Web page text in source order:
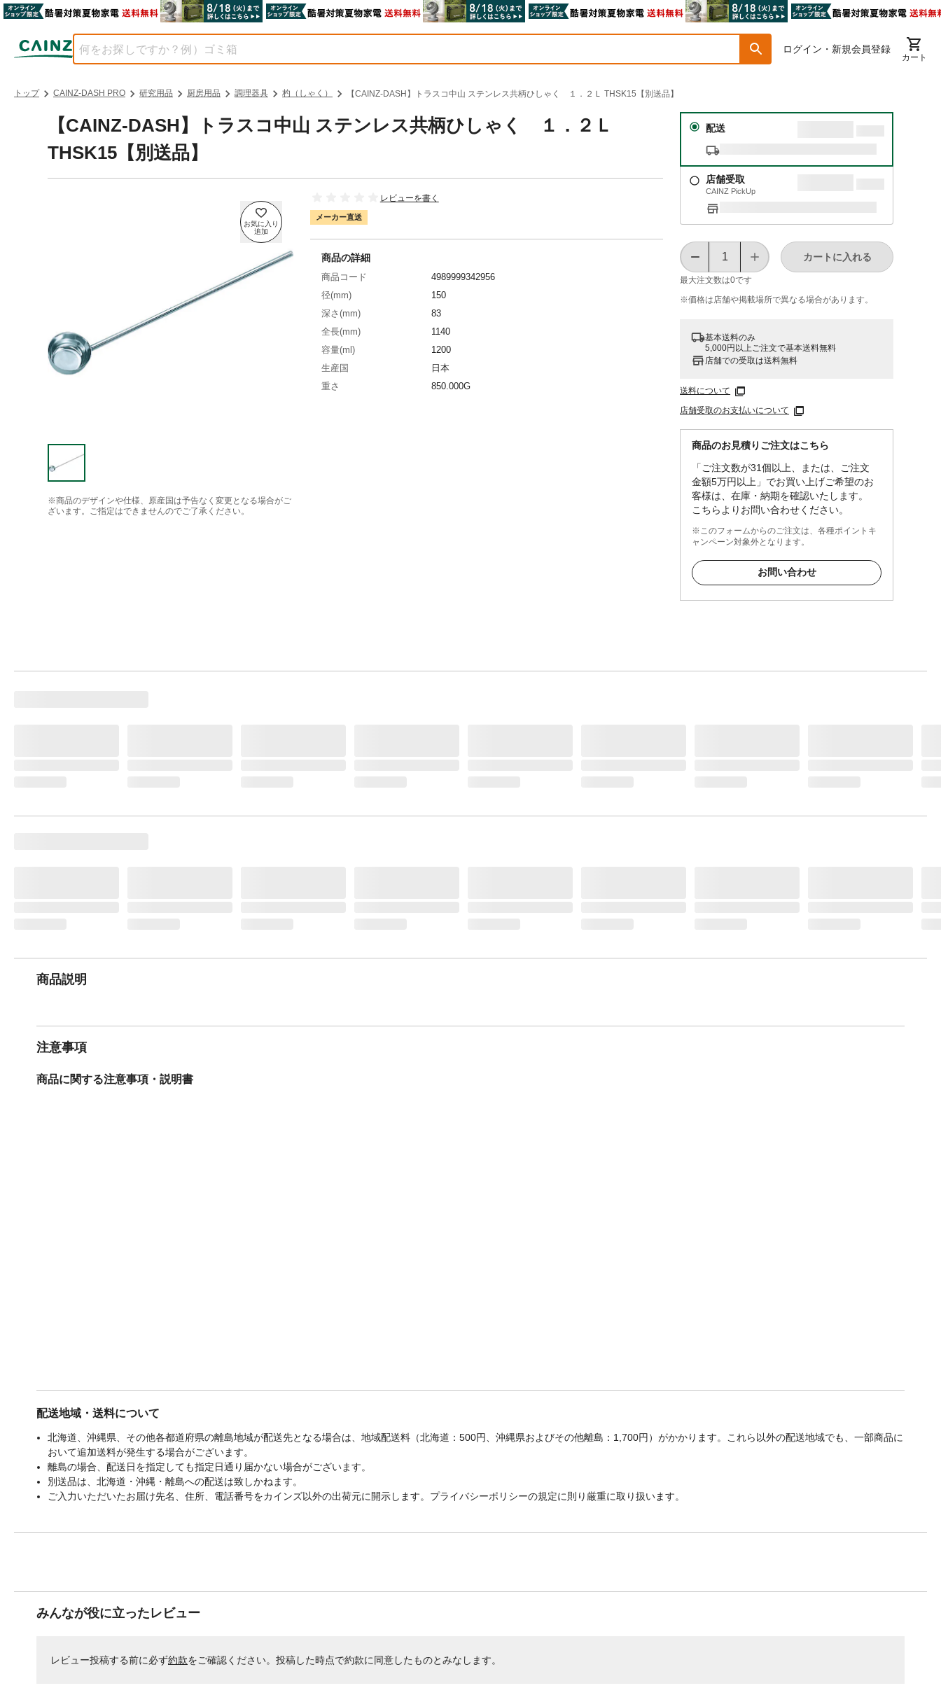
ログイン・新規会員登録
カート
トップ CAINZ-DASH PRO 研究用品 厨房用品 調理器具 杓（しゃく） 【CAINZ-DASH】トラスコ中山 ステンレス共柄ひしゃく １．２Ｌ THSK15【別送品】
【CAINZ-DASH】トラスコ中山 ステンレス共柄ひしゃく １．２Ｌ
THSK15【別送品】
※商品のデザインや仕様、原産国は予告なく変更となる場合がご
ざいます。ご指定はできませんのでご了承ください。
レビューを書く
メーカー直送
配送
店舗受取
CAINZ PickUp
最大注文数は0です
カートに入れる
※価格は​店舗や​掲載場所で​異なる​場合が​あります。
基本送料のみ
5,000円以上ご注文で基本送料無料
店舗での受取は送料無料
送料について
店舗受取のお支払いについて
商品のお見積りご注文はこちら
「ご注文数が31個以上、または、ご注文
金額5万円以上」でお買い上げご希望のお
客様は、在庫・納期を確認いたします。
こちらよりお問い合わせください。
※このフォームからのご注文は、各種ポイントキ
ャンペーン対象外となります。
お問い合わせ
商品の詳細
商品コード
4989999342956
径(mm)
150
深さ(mm)
83
全長(mm)
1140
容量(ml)
1200
生産国
日本
重さ
850.000G
商品説明
注意事項
商品に関する注意事項・説明書
配送地域・送料について
北海道、沖縄県、その他各都道府県の離島地域が配送先となる場合は、地域配送料（北海道：500円、沖縄県およびその他離島：1,700円）がかかります。これら以外の配送地域でも、一部商品に
おいて追加送料が発生する場合がございます。
離島の場合、配送日を指定しても指定日通り届かない場合がございます。
別送品は、北海道・沖縄・離島への配送は致しかねます。
ご入力いただいたお届け先名、住所、電話番号をカインズ以外の出荷元に開示します。プライバシーポリシーの規定に則り厳重に取り扱います。
みんなが役に立ったレビュー
レビュー投稿する前に必ず約款をご確認ください。投稿した時点で約款に同意したものとみなします。